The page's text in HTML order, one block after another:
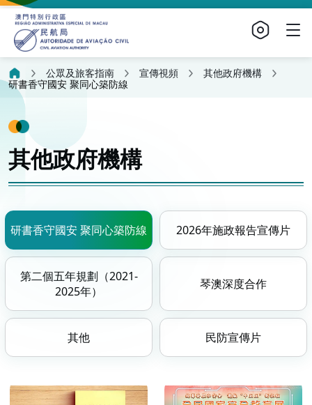
公眾及旅客指南 宣傳視頻
其他政府機構
研書香守國安 聚同心築防線
其他政府機構
研書香守國安 聚同心築防線 2026年施政報告宣傳片
第二個五年規劃（2021-
2025年）
琴澳深度合作
其他 民防宣傳片